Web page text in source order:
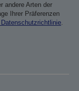
andere Arten der
Ihrer Präferenzen
Datenschutzrichtlinie